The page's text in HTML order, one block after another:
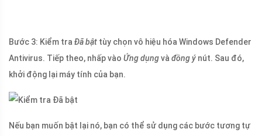
Bước 3: Kiểm tra Đã bật tùy chọn vô hiệu hóa Windows Defender
Antivirus. Tiếp theo, nhấp vào Ứng dụngvà đồng ý nút. Sau đó,
khởi động lại máy tính của bạn.
Nếu bạn muốn bật lại nó, bạn có thể sử dụng các bước tương tự